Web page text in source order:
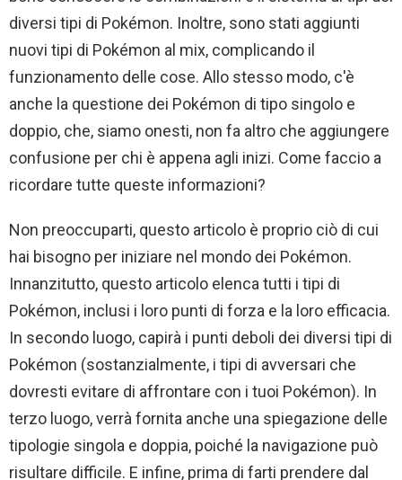
diversi tipi di Pokémon. Inoltre, sono stati aggiunti
nuovi tipi di Pokémon al mix, complicando il
funzionamento delle cose. Allo stesso modo, c'è
anche la questione dei Pokémon di tipo singolo e
doppio, che, siamo onesti, non fa altro che aggiungere
confusione per chi è appena agli inizi. Come faccio a
ricordare tutte queste informazioni?
Non preoccuparti, questo articolo è proprio ciò di cui
hai bisogno per iniziare nel mondo dei Pokémon.
Innanzitutto, questo articolo elenca tutti i tipi di
Pokémon, inclusi i loro punti di forza e la loro efficacia.
In secondo luogo, capirà i punti deboli dei diversi tipi di
Pokémon (sostanzialmente, i tipi di avversari che
dovresti evitare di affrontare con i tuoi Pokémon). In
terzo luogo, verrà fornita anche una spiegazione delle
tipologie singola e doppia, poiché la navigazione può
risultare difficile. E infine, prima di farti prendere dal